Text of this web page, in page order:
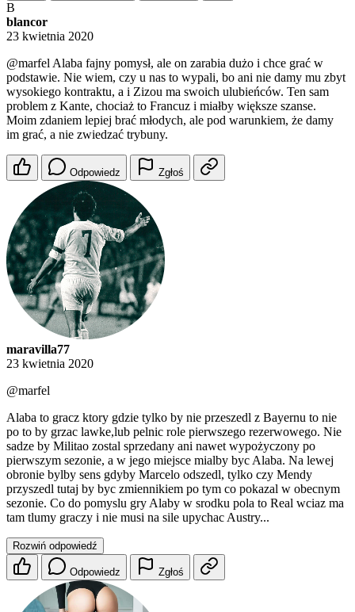
B
blancor
23 kwietnia 2020
@marfel Alaba fajny pomysł, ale on zarabia dużo i chce grać w
podstawie. Nie wiem, czy u nas to wypali, bo ani nie damy mu zbyt
wysokiego kontraktu, a i Zizou ma swoich ulubieńców. Ten sam
problem z Kante, chociaż to Francuz i miałby większe szanse.
Moim zdaniem lepiej brać młodych, ale pod warunkiem, że damy
im grać, a nie zwiedzać trybuny.
Odpowiedz Zgłoś
maravilla77
23 kwietnia 2020
@marfel
Alaba to gracz ktory gdzie tylko by nie przeszedl z Bayernu to nie
po to by grzac lawke,lub pelnic role pierwszego rezerwowego. Nie
sadze by Militao zostal sprzedany ani nawet wypożyczony po
pierwszym sezonie, a w jego miejsce mialby byc Alaba. Na lewej
obronie bylby sens gdyby Marcelo odszedl, tylko czy Mendy
przyszedl tutaj by byc zmiennikiem po tym co pokazal w obecnym
sezonie. Co do pomyslu gry Alaby w srodku pola to Real wciaz ma
tam tlumy graczy i nie musi na sile upychac Austry...
Rozwiń odpowiedź
Odpowiedz Zgłoś